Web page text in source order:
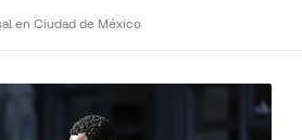
en Ciudad de México